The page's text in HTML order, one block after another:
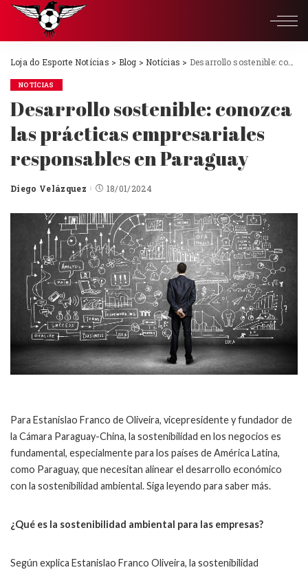
Loja do Esporte Notícias > Blog > Notícias > Desarrollo sostenible: conozca las prácticas empresariales responsables en Paraguay
NOTÍCIAS
Desarrollo sostenible: conozca
las prácticas empresariales
responsables en Paraguay
Posted
Diego Velázquez 18/01/2024
Para Estanislao Franco de Oliveira, vicepresidente y fundador de
la Cámara Paraguay-China, la sostenibilidad en los negocios es
fundamental, especialmente para los países de América Latina,
como Paraguay, que necesitan alinear el desarrollo económico
con la sostenibilidad ambiental. Siga leyendo para saber más.
¿Qué es la sostenibilidad ambiental para las empresas?
Según explica Estanislao Franco Oliveira, la sostenibilidad